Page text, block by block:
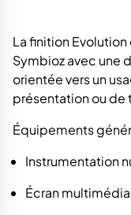
La finition
Symbioz avec une
orientée vers un
présentation ou de
Équipements
Instrumentation
Écran